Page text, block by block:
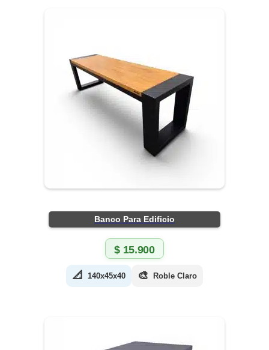
Banco Para Edificio
$15.900
📐 140x45x40 🎨 Roble Claro